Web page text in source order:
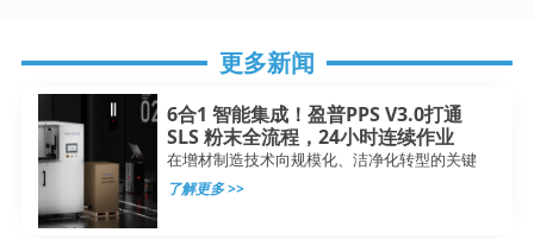
更多新闻
6合1 智能集成！盈普PPS V3.0打通
SLS 粉末全流程，24小时连续作业
在增材制造技术向规模化、洁净化转型的关键
了解更多 >>